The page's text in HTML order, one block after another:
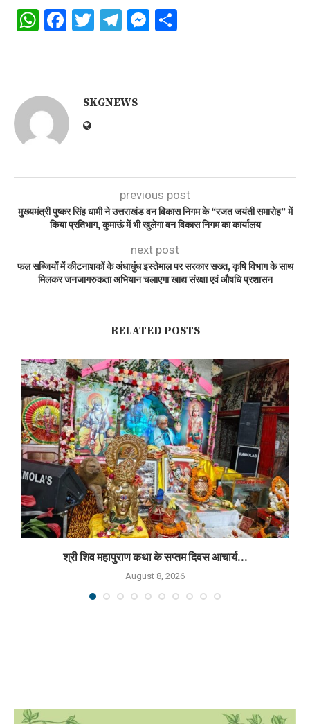
WhatsApp
Facebook
Twitter
Telegram
Messenger
SKGNEWS
previous post
मुख्यमंत्री पुष्कर सिंह धामी ने उत्तराखंड वन विकास निगम के “रजत जयंती समारोह” में
किया प्रतिभाग, कुमाऊं में भी खुलेगा वन विकास निगम का कार्यालय
next post
फल सब्जियों में कीटनाशकों के अंधाधुंध इस्तेमाल पर सरकार सख्त, कृषि विभाग के साथ
मिलकर जनजागरुकता अभियान चलाएगा खाद्य संरक्षा एवं औषधि प्रशासन
RELATED POSTS
श्री शिव महापुराण कथा के सप्तम दिवस आचार्य...
August 8, 2026